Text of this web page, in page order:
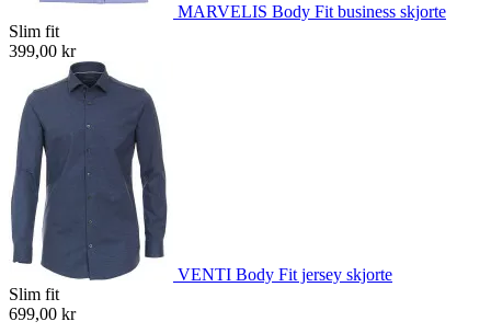
MARVELIS Body Fit business skjorte
Slim fit
399,00 kr
VENTI Body Fit jersey skjorte
Slim fit
699,00 kr